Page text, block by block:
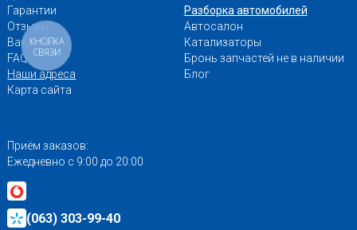
Гарантии
Отзывы
Вакансии
FAQ
Наши адреса
Карта сайта
Разборка автомобилей
Автосалон
Катализаторы
Бронь запчастей не в наличии
Блог
Приём заказов:
Ежедневно с 9:00 до 20:00
(063) 303-99-40
КНОПКА
СВЯЗИ